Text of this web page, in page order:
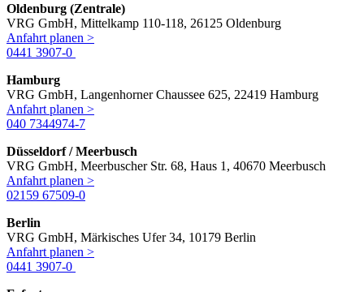
Oldenburg (Zentrale)
VRG GmbH, Mittelkamp 110-118, 26125 Oldenburg
Anfahrt planen >
0441 3907-0
Hamburg
VRG GmbH, Langenhorner Chaussee 625, 22419 Hamburg
Anfahrt planen >
040 7344974-7
Düsseldorf / Meerbusch
VRG GmbH, Meerbuscher Str. 68, Haus 1, 40670 Meerbusch
Anfahrt planen >
02159 67509-0
Berlin
VRG GmbH, Märkisches Ufer 34, 10179 Berlin
Anfahrt planen >
0441 3907-0